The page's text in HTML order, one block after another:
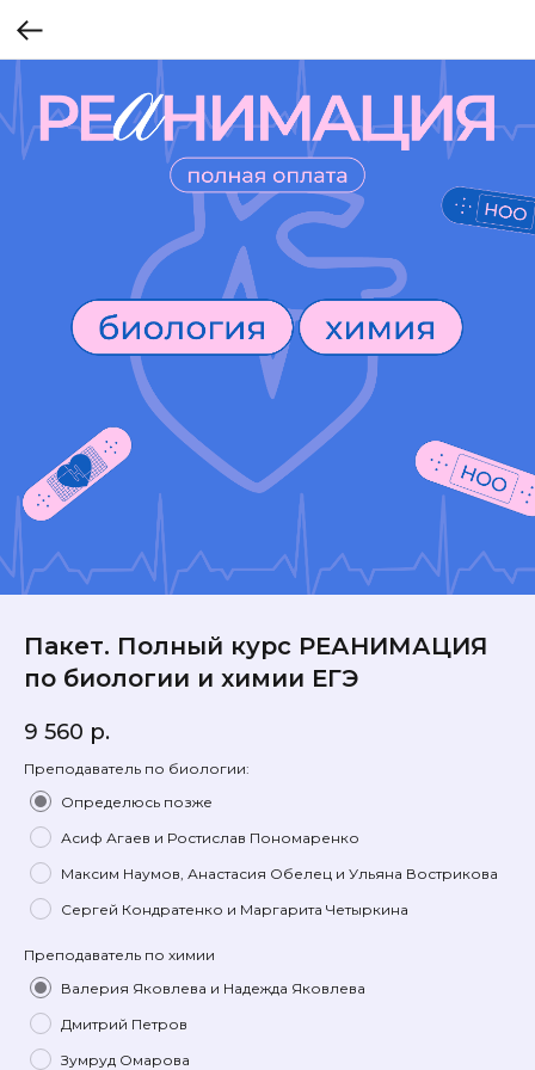
Пакет. Полный курс РЕАНИМАЦИЯ
по биологии и химии ЕГЭ
9 560 р.
Преподаватель по биологии:
Определюсь позже
Асиф Агаев и Ростислав Пономаренко
Максим Наумов, Анастасия Обелец и Ульяна Вострикова
Сергей Кондратенко и Маргарита Четыркина
Преподаватель по химии
Валерия Яковлева и Надежда Яковлева
Дмитрий Петров
Зумруд Омарова